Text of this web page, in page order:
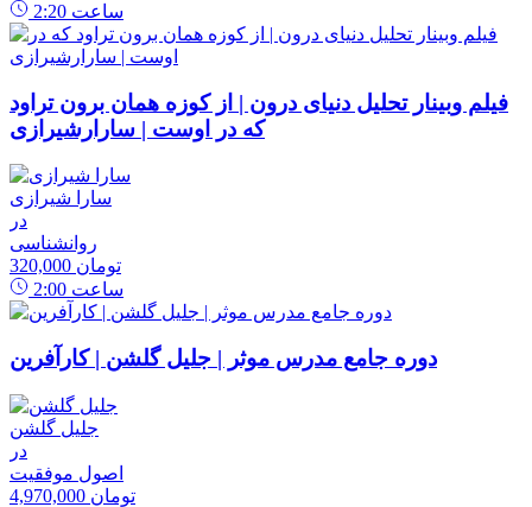
2:20 ساعت
فیلم وبینار تحلیل دنیای درون | از کوزه همان برون تراود
که در اوست | سارارشیرازی
سارا شیرازی
در
روانشناسی
320,000 تومان
2:00 ساعت
دوره جامع مدرس موثر | جلیل گلشن | کارآفرین
جلیل گلشن
در
اصول موفقیت
4,970,000 تومان